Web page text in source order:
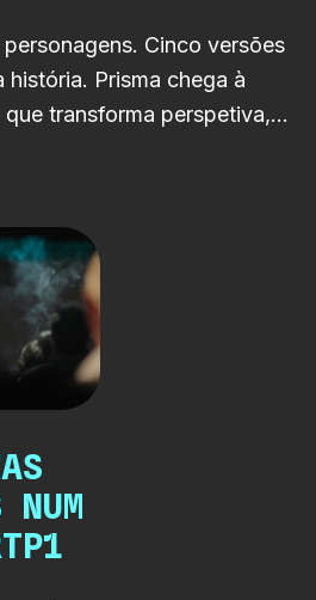
Cinco versões
história. Prisma chega à
que transforma perspetiva,
NUM